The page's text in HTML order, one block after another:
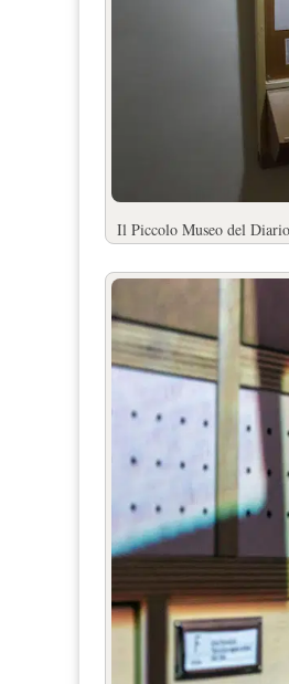
Il Piccolo Museo del